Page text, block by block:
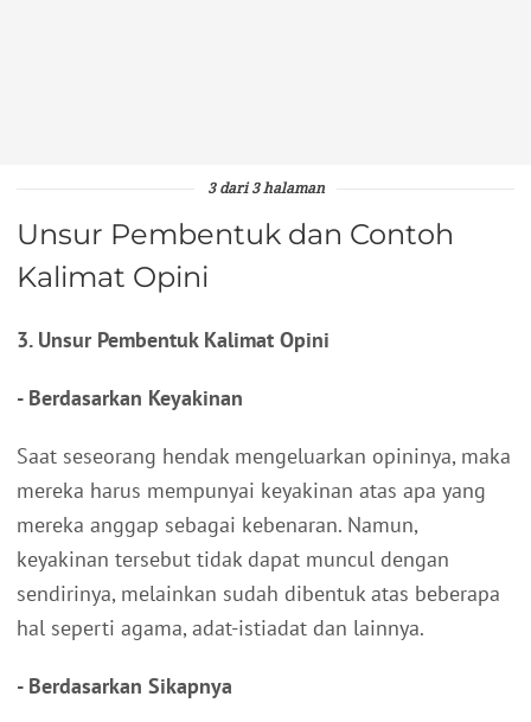
3 dari 3 halaman
Unsur Pembentuk dan Contoh
Kalimat Opini
3. Unsur Pembentuk Kalimat Opini
- Berdasarkan Keyakinan
Saat seseorang hendak mengeluarkan opininya, maka
mereka harus mempunyai keyakinan atas apa yang
mereka anggap sebagai kebenaran. Namun,
keyakinan tersebut tidak dapat muncul dengan
sendirinya, melainkan sudah dibentuk atas beberapa
hal seperti agama, adat-istiadat dan lainnya.
- Berdasarkan Sikapnya